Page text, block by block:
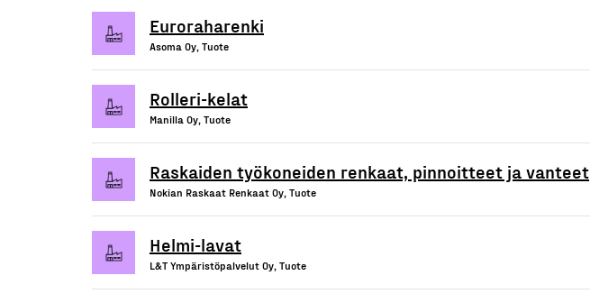
Euroraharenki
Asoma Oy, Tuote
Rolleri-kelat
Manilla Oy, Tuote
Raskaiden työkoneiden renkaat, pinnoitteet ja vanteet
Nokian Raskaat Renkaat Oy, Tuote
Helmi-lavat
L&T Ympäristöpalvelut Oy, Tuote